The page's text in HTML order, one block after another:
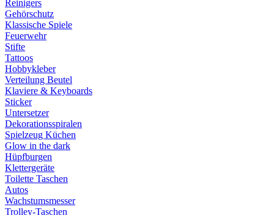
Reinigers
Gehörschutz
Klassische Spiele
Feuerwehr
Stifte
Tattoos
Hobbykleber
Verteilung Beutel
Klaviere & Keyboards
Sticker
Untersetzer
Dekorationsspiralen
Spielzeug Küchen
Glow in the dark
Hüpfburgen
Klettergeräte
Toilette Taschen
Autos
Wachstumsmesser
Trolley-Taschen